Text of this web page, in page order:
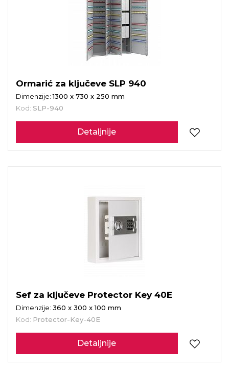
Ormarić za ključeve SLP 940
Dimenzije:1300 x 730 x 250 mm
Kod: SLP-940
Detaljnije
Sef za ključeve Protector Key 40E
Dimenzije: 360 x 300 x 100 mm
Kod: Protector-Key-40E
Detaljnije